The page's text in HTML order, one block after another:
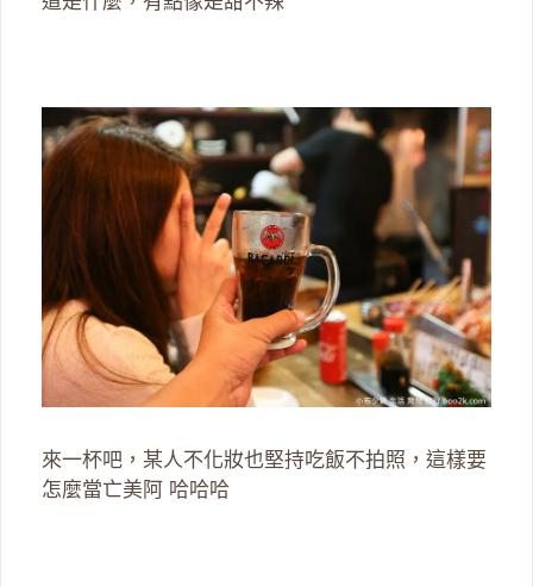
來一杯吧，某人不化妝也堅持吃飯不拍照，這樣要
怎麼當亡美阿 哈哈哈